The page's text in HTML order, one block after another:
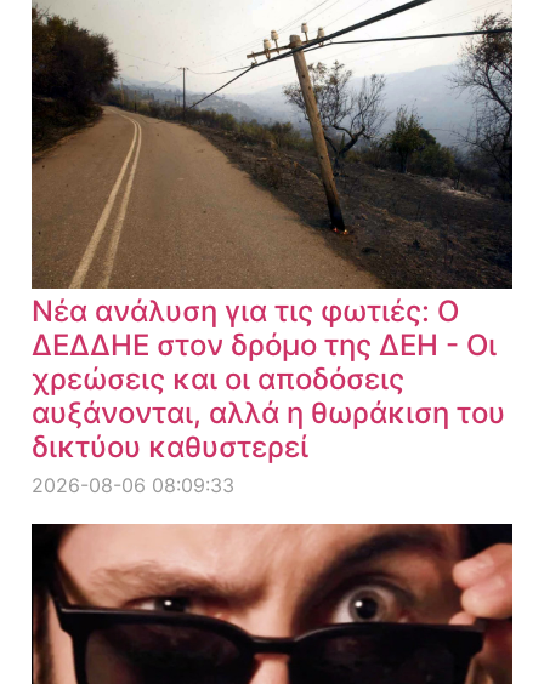
Νέα ανάλυση για τις φωτιές: Ο
ΔΕΔΔΗΕ στον δρόμο της ΔΕΗ - Οι
χρεώσεις και οι αποδόσεις
αυξάνονται, αλλά η θωράκιση του
δικτύου καθυστερεί
2026-08-06 08:09:33